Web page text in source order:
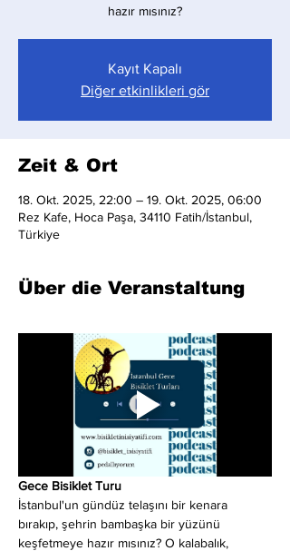
hazır mısınız?
Kayıt Kapalı
Diğer etkinlikleri gör
Zeit & Ort
18. Okt. 2025, 22:00 – 19. Okt. 2025, 06:00
Rez Kafe, Hoca Paşa, 34110 Fatih/İstanbul,
Türkiye
Über die Veranstaltung
Gece Bisiklet Turu
İstanbul'un gündüz telaşını bir kenara
bırakıp, şehrin bambaşka bir yüzünü
keşfetmeye hazır mısınız? O kalabalık,